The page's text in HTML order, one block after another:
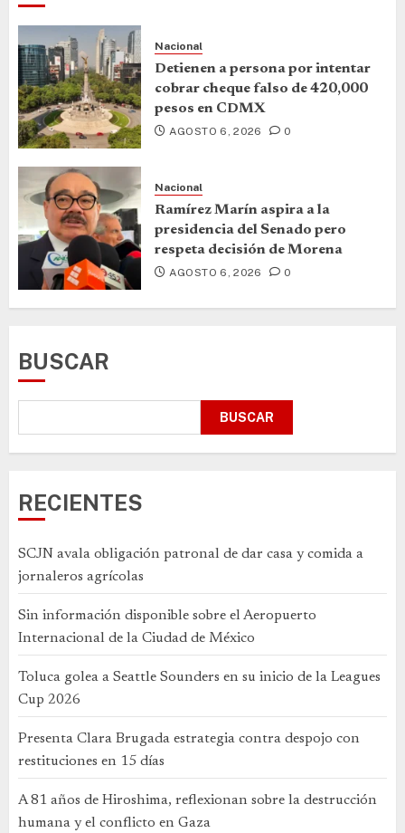
Nacional
Detienen a persona por intentar
cobrar cheque falso de 420,000
pesos en CDMX
AGOSTO 6, 2026 0
Nacional
Ramírez Marín aspira a la
presidencia del Senado pero
respeta decisión de Morena
AGOSTO 6, 2026 0
BUSCAR
BUSCAR
RECIENTES
SCJN avala obligación patronal de dar casa y comida a
jornaleros agrícolas
Sin información disponible sobre el Aeropuerto
Internacional de la Ciudad de México
Toluca golea a Seattle Sounders en su inicio de la Leagues
Cup 2026
Presenta Clara Brugada estrategia contra despojo con
restituciones en 15 días
A 81 años de Hiroshima, reflexionan sobre la destrucción
humana y el conflicto en Gaza